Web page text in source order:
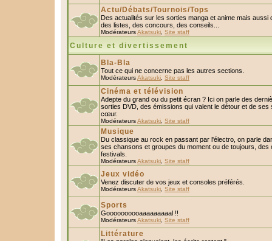
Actu/Débats/Tournois/Tops
Des actualités sur les sorties manga et anime mais aussi
des listes, des concours, des conseils...
ModérateursAkatsuki Site staff
Culture et divertissement
Bla-Bla
Tout ce qui ne concerne pas les autres sections.
ModérateursAkatsuki Site staff
Cinéma et télévision
Adepte du grand ou du petit écran ? Ici on parle des
sorties DVD, des émissions qui valent le détour et de ses
cœur.
ModérateursAkatsuki Site staff
Musique
Du classique au rock en passant par l'électro, on parle
ses chansons et groupes du moment ou de toujours, des
festivals.
ModérateursAkatsuki Site staff
Jeux vidéo
Venez discuter de vos jeux et consoles préférés.
ModérateursAkatsuki Site staff
Sports
Goooooooooaaaaaaaaal !!
ModérateursAkatsuki Site staff
Littérature